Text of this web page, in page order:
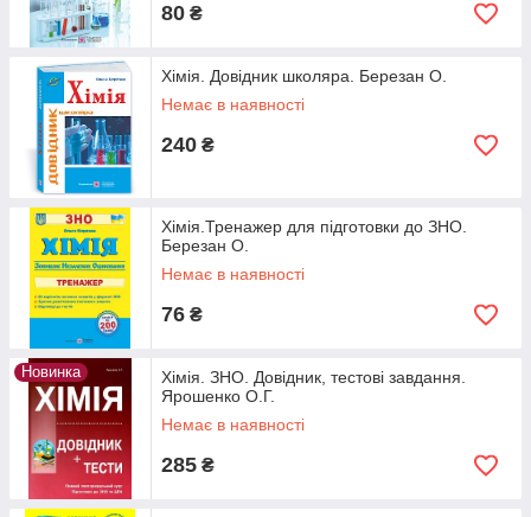
80 ₴
Хімія. Довідник школяра. Березан О.
Немає в наявності
240 ₴
Хімія.Тренажер для підготовки до ЗНО.
Березан О.
Немає в наявності
76 ₴
Новинка
Хімія. ЗНО. Довідник, тестові завдання.
Ярошенко О.Г.
Немає в наявності
285 ₴